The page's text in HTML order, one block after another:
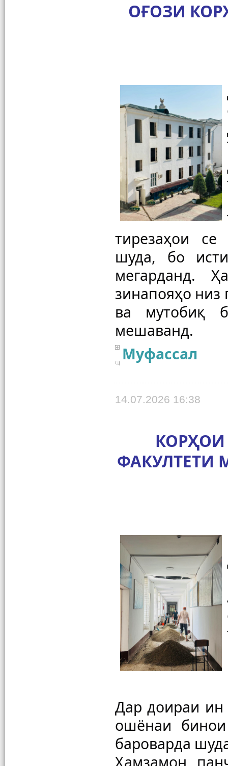
ОҒОЗИ
тирезаҳои се
шуда, бо
мегарданд.
зинапояҳо низ
ва мутобиқ
Муфассал
14.07.2026 16:38
ФАКУЛТЕТИ
Дар доираи ин
ошёнаи
бароварда
Ҳамзамон,